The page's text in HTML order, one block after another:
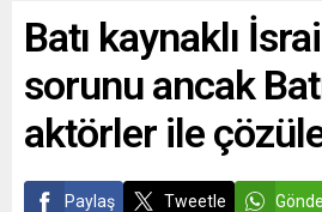
Batı kaynaklı
sorunu ancak
aktörler ile
Paylaş Tweetle